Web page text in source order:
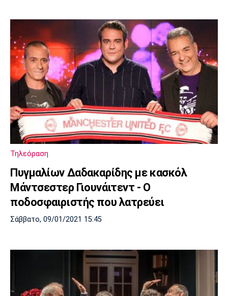
Τηλεόραση
Πυγμαλίων Δαδακαρίδης με κασκόλ
Μάντσεστερ Γιουνάιτεντ - Ο
ποδοσφαιριστής που λατρεύει
Σάββατο, 09/01/2021 15:45